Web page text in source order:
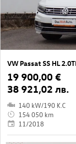
VW Passat SS HL
19 900,00 €
38 921,02 лв.
140 kW/190 K.C
154 050 km
11/2018